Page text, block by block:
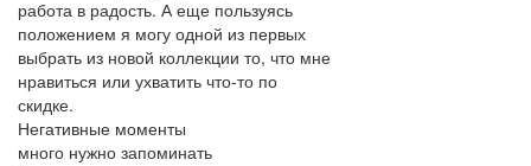
работа в радость. А еще пользуясь
положением я могу одной из первых
выбрать из новой коллекции то, что мне
нравиться или ухватить что-то по
скидке.
Негативные моменты
много нужно запоминать